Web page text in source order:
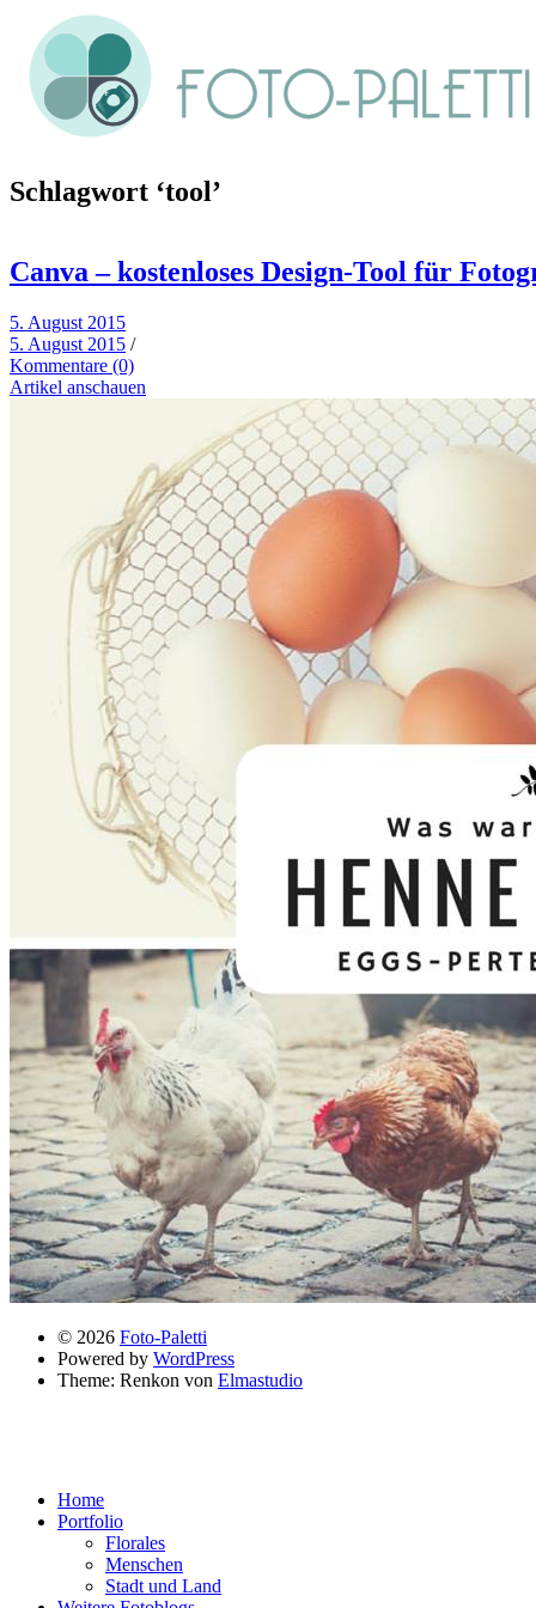
Schlagwort ‘tool’
Canva – kostenloses Design-Tool für
5. August 2015
5. August 2015 /
Kommentare (0)
Artikel anschauen
© 2026 Foto-Paletti
Powered by WordPress
Theme: Renkon von Elmastudio
Home
Portfolio
Florales
Menschen
Stadt und Land